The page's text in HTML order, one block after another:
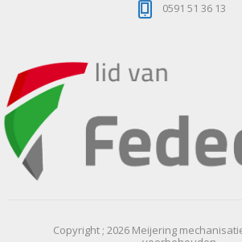
0591 51 36 13
Copyright ; 2026 Meijering